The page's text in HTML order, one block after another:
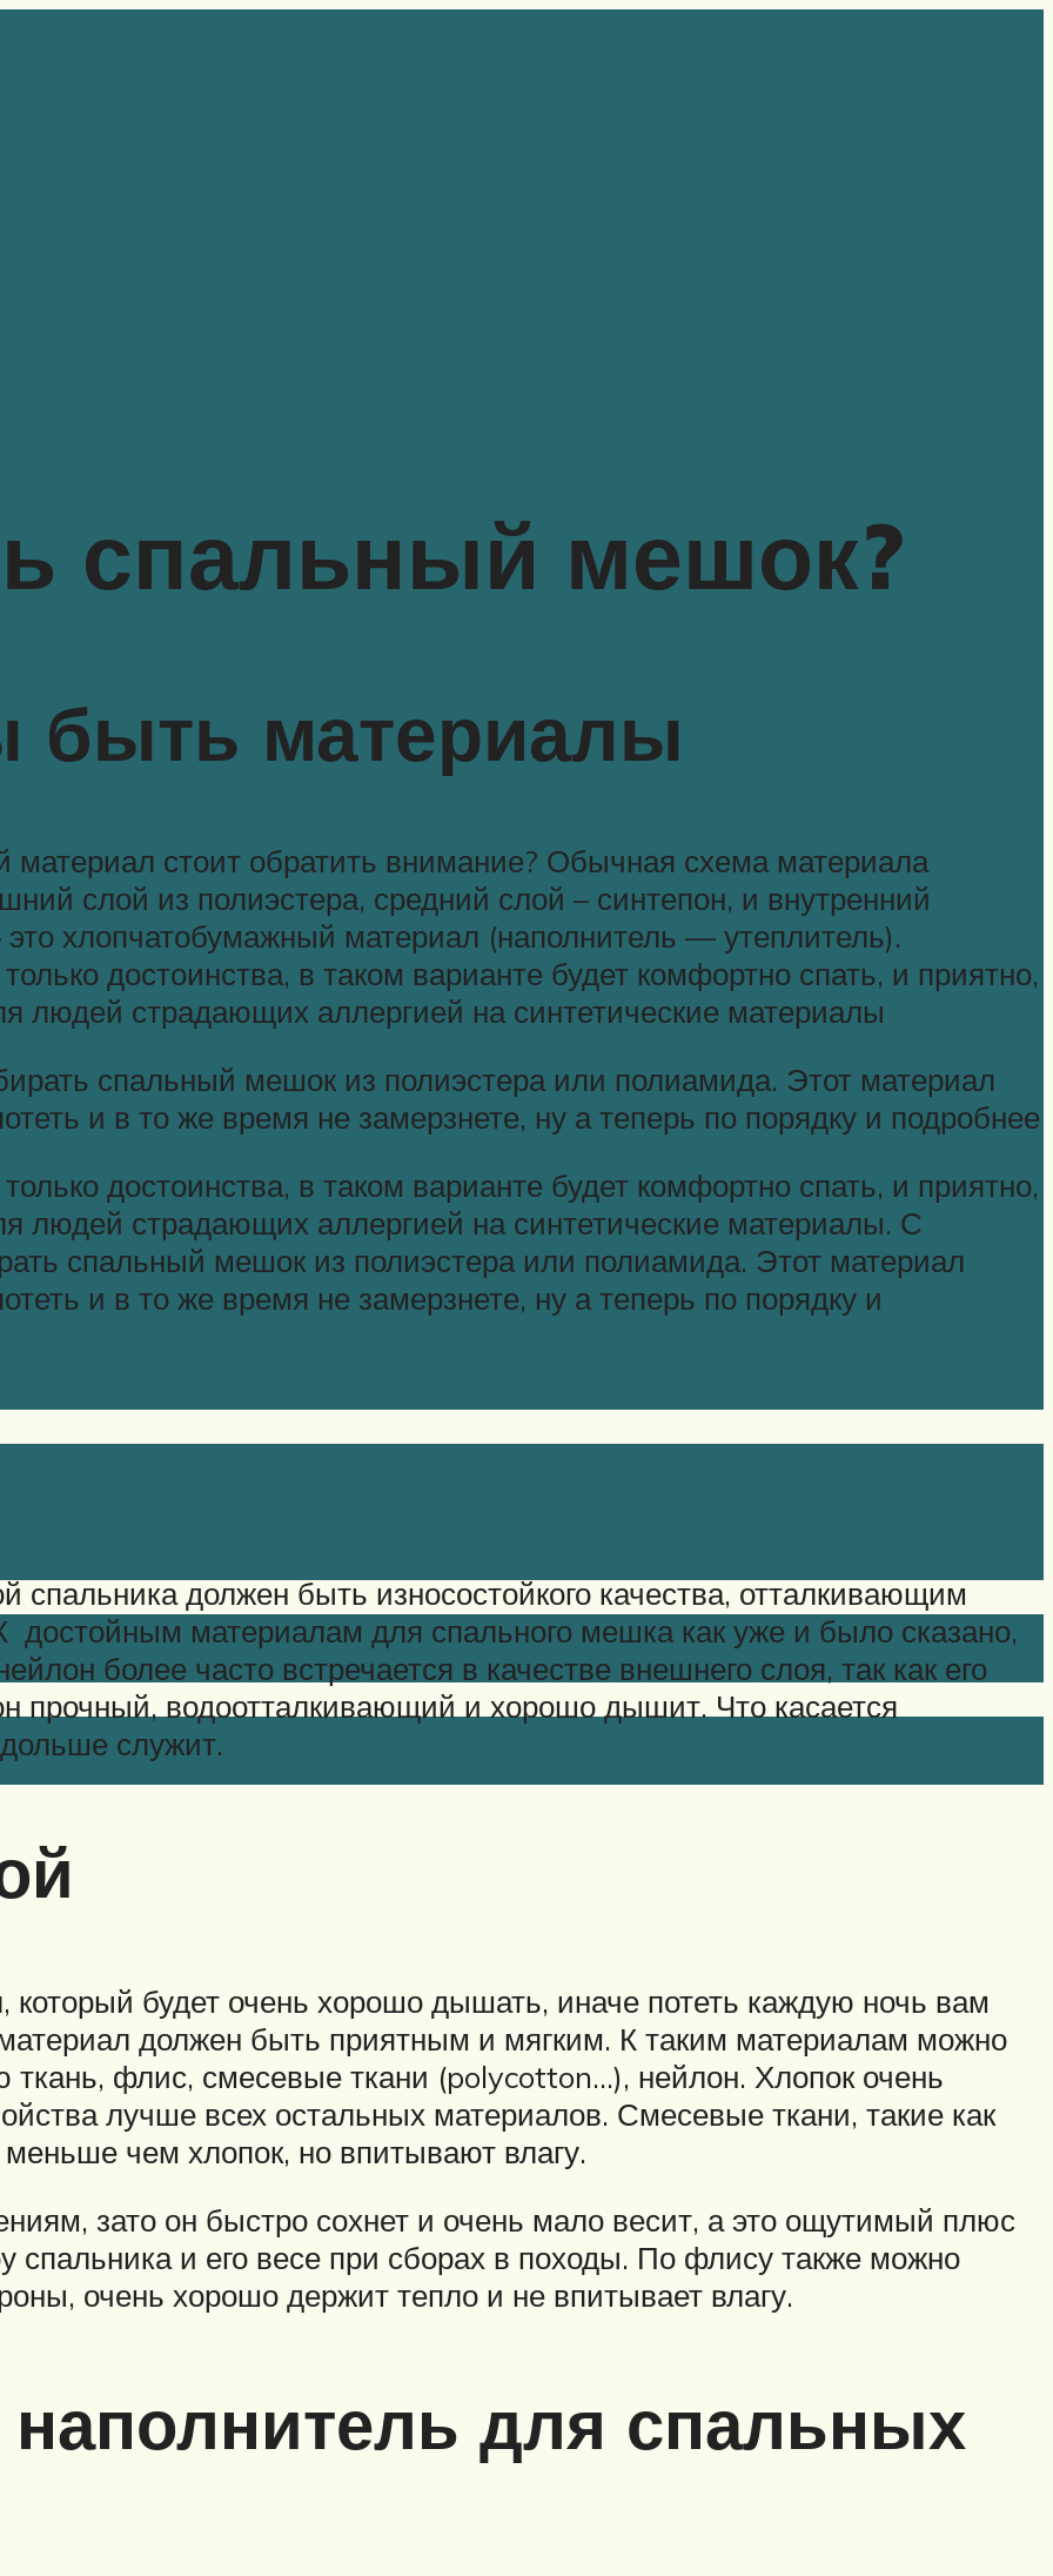
спальный мешок?
быть материалы
материал стоит обратить внимание? Обычная схема материала
слой из полиэстера, средний слой – синтепон, и внутренний
хлопчатобумажный материал (наполнитель — утеплитель).
достоинства, в таком варианте будет комфортно спать, и приятно,
людей страдающих аллергией на синтетические материалы
спальный мешок из полиэстера или полиамида. Этот материал
и в то же время не замерзнете, ну а теперь по порядку и подробнее
достоинства, в таком варианте будет комфортно спать, и приятно,
людей страдающих аллергией на синтетические материалы. С
спальный мешок из полиэстера или полиамида. Этот материал
и в то же время не замерзнете, ну а теперь по порядку и
спальника должен быть износостойкого качества, отталкивающим
достойным материалам для спального мешка как уже и было сказано,
более часто встречается в качестве внешнего слоя, так как его
прочный, водоотталкивающий и хорошо дышит. Что касается
служит.
который будет очень хорошо дышать, иначе потеть каждую ночь вам
должен быть приятным и мягким. К таким материалам можно
ткань, флис, смесевые ткани (polycotton…), нейлон. Хлопок очень
лучше всех остальных материалов. Смесевые ткани, такие как
чем хлопок, но впитывают влагу.
зато он быстро сохнет и очень мало весит, а это ощутимый плюс
спальника и его весе при сборах в походы. По флису также можно
очень хорошо держит тепло и не впитывает влагу.
для спальных